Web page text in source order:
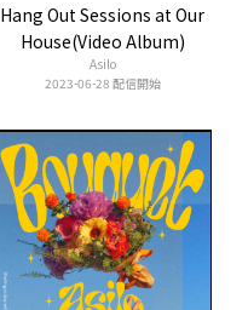
Hang Out Sessions at Our
House(Video Album)
Asilo
2023-06-28 配信開始